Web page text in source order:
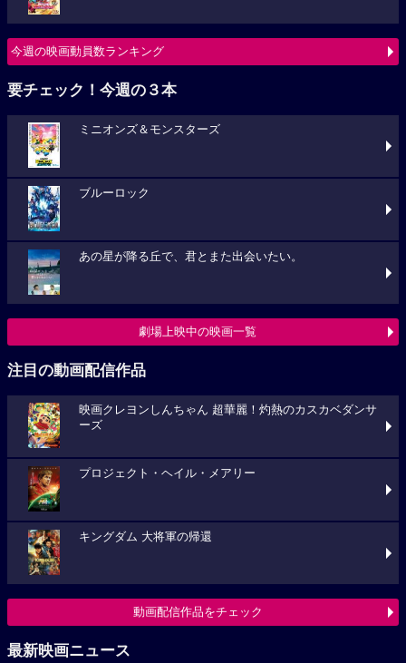
今週の映画動員数ランキング
要チェック！今週の３本
ミニオンズ＆モンスターズ
ブルーロック
あの星が降る丘で、君とまた出会いたい。
劇場上映中の映画一覧
注目の動画配信作品
映画クレヨンしんちゃん 超華麗！灼熱のカスカベダンサ
ーズ
プロジェクト・ヘイル・メアリー
キングダム 大将軍の帰還
動画配信作品をチェック
最新映画ニュース